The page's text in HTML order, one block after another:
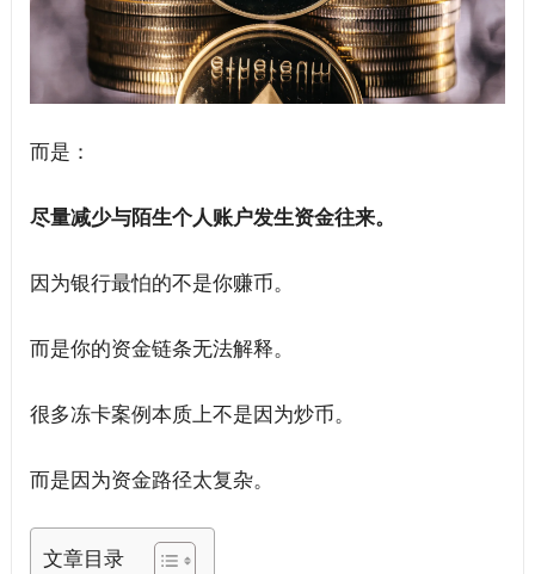
而是：
尽量减少与陌生个人账户发生资金往来。
因为银行最怕的不是你赚币。
而是你的资金链条无法解释。
很多冻卡案例本质上不是因为炒币。
而是因为资金路径太复杂。
文章目录